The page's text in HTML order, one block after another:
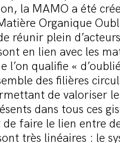
la MAMO a été
Organique
réunir plein
en lien avec les
l’on qualifie «
des filières
de valoriser
dans tous ces
de faire le lien entre
très linéaires : le